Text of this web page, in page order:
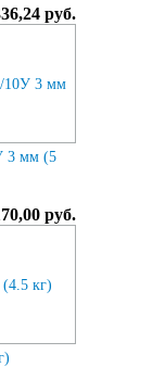
руб.
3 мм (5
руб.